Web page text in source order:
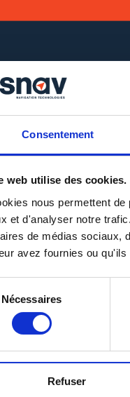
Consentement
web utilise des cookies.
nous permettent
et d'analyser notre
de médias sociaux,
avez fournies ou
Nécessaires
Refuser
avant les différents
une entreprise. Il
dans une démarche
sur
le travail isolé et la
dans cet article la
coût de
différents types de
à ces solutions de